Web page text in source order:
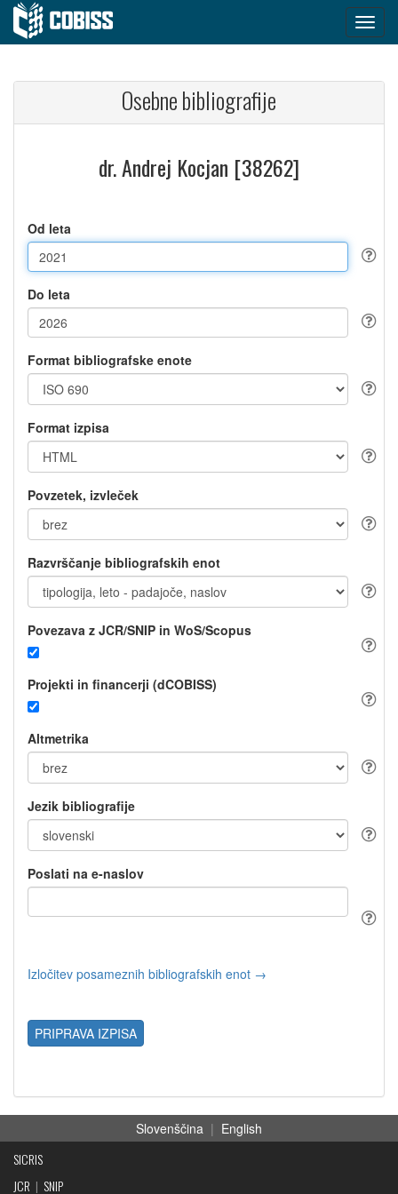
Osebne bibliografije
dr. Andrej Kocjan [38262]
Od leta
Do leta
Format bibliografske enote
Format izpisa
Povzetek, izvleček
Razvrščanje bibliografskih enot
Povezava z JCR/SNIP in WoS/Scopus
Projekti in financerji (dCOBISS)
Altmetrika
Jezik bibliografije
Poslati na e-naslov
Izločitev posameznih bibliografskih enot →
PRIPRAVA IZPISA
Slovenščina | English
SICRIS
JCR | SNIP